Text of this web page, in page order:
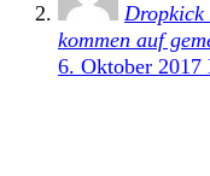
kommen auf
6. Oktober 2017